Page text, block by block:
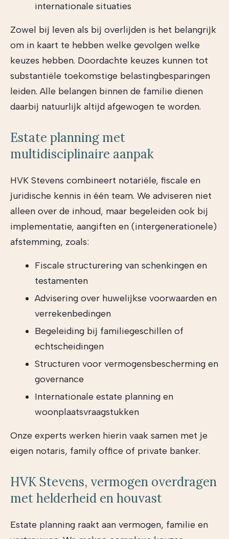
internationale situaties
Zowel bij leven als bij overlijden is het belangrijk
om in kaart te hebben welke gevolgen welke
keuzes hebben. Doordachte keuzes kunnen tot
substantiële toekomstige belastingbesparingen
leiden. Alle belangen binnen de familie dienen
daarbij natuurlijk altijd afgewogen te worden.
Estate planning met
multidisciplinaire aanpak
HVK Stevens combineert notariële, fiscale en
juridische kennis in één team. We adviseren niet
alleen over de inhoud, maar begeleiden ook bij
implementatie, aangiften en (intergenerationele)
afstemming, zoals:
Fiscale structurering van schenkingen en
testamenten
Advisering over huwelijkse voorwaarden en
verrekenbedingen
Begeleiding bij familiegeschillen of
echtscheidingen
Structuren voor vermogensbescherming en
governance
Internationale estate planning en
woonplaatsvraagstukken
Onze experts werken hierin vaak samen met je
eigen notaris, family office of private banker.
HVK Stevens, vermogen overdragen
met helderheid en houvast
Estate planning raakt aan vermogen, familie en